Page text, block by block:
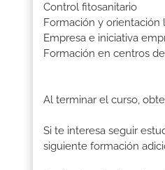
Control fitosanitario
Formación y orientación
Empresa e iniciativa
Formación en centros
Al terminar el curso,
Si te interesa seguir
siguiente formación